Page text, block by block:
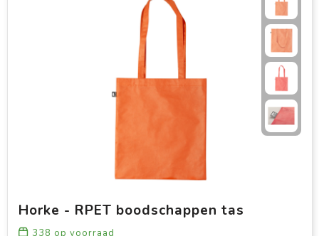
Horke - RPET boodschappen tas
338 op voorraad